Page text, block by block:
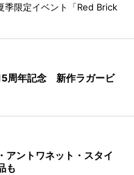
季限定イベント「Red Brick
周年記念 新作ラガービ
アントワネット・スタイ
も